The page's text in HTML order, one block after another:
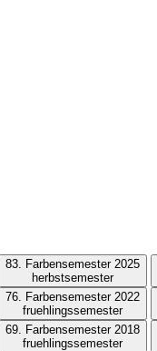
83. Farbensemester 2025
herbstsemester
76. Farbensemester 2022
fruehlingssemester
69. Farbensemester 2018
fruehlingssemester